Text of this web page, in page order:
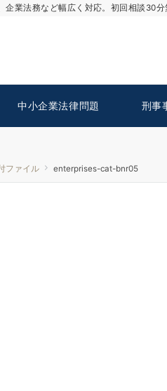
業法務など幅広く対応。初回相談30分
中小企業法律問題 刑事
ファイル enterprises-cat-bnr05